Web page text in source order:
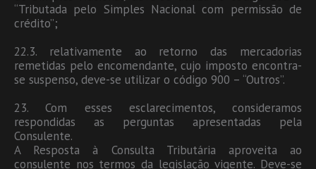
“Tributada pelo Simples Nacional com permissão de
crédito”;
22.3. relativamente ao retorno das mercadorias
remetidas pelo encomendante, cujo imposto encontra-
se suspenso, deve-se utilizar o código 900 – “Outros”.
23. Com esses esclarecimentos, consideramos
respondidas as perguntas apresentadas pela
Consulente.
A Resposta à Consulta Tributária aproveita ao
consulente nos termos da legislação vigente. Deve-se